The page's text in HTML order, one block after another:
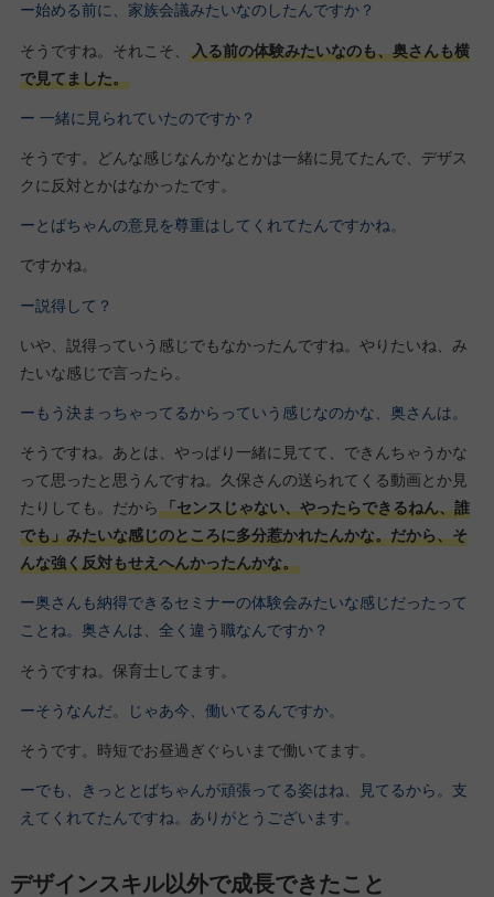
ー始める前に、家族会議みたいなのしたんですか？
そうですね。それこそ、
入る前の体験みたいなのも、奥さんも横
で見てました。
ー 一緒に見られていたのですか？
そうです。どんな感じなんかなとかは一緒に見てたんで、デザス
クに反対とかはなかったです。
ーとばちゃんの意見を尊重はしてくれてたんですかね。
ですかね。
ー説得して？
いや、説得っていう感じでもなかったんですね。やりたいね、み
たいな感じで言ったら。
ーもう決まっちゃってるからっていう感じなのかな、奥さんは。
そうですね。あとは、やっぱり一緒に見てて、できんちゃうかな
って思ったと思うんですね。久保さんの送られてくる動画とか見
たりしても。だから 「センスじゃない、やったらできるねん、誰
でも」みたいな感じのところに多分惹かれたんかな。だから、そ
んな強く反対もせえへんかったんかな。
ー奥さんも納得できるセミナーの体験会みたいな感じだったって
ことね。奥さんは、全く違う職なんですか？
そうですね。保育士してます。
ーそうなんだ。じゃあ今、働いてるんですか。
そうです。時短でお昼過ぎぐらいまで働いてます。
ーでも、きっととばちゃんが頑張ってる姿はね、見てるから。支
えてくれてたんですね。ありがとうございます。
デザインスキル以外で成長できたこと